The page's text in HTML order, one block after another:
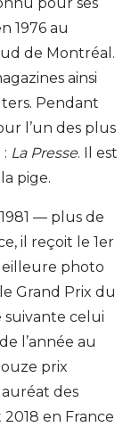
1976 au
de Montréal.
ainsi
Pendant
l’un des plus
La Presse. Il est
pige.
— plus de
il reçoit le 1er
photo
Grand Prix du
suivante celui
l’année au
prix
des
2018 en France